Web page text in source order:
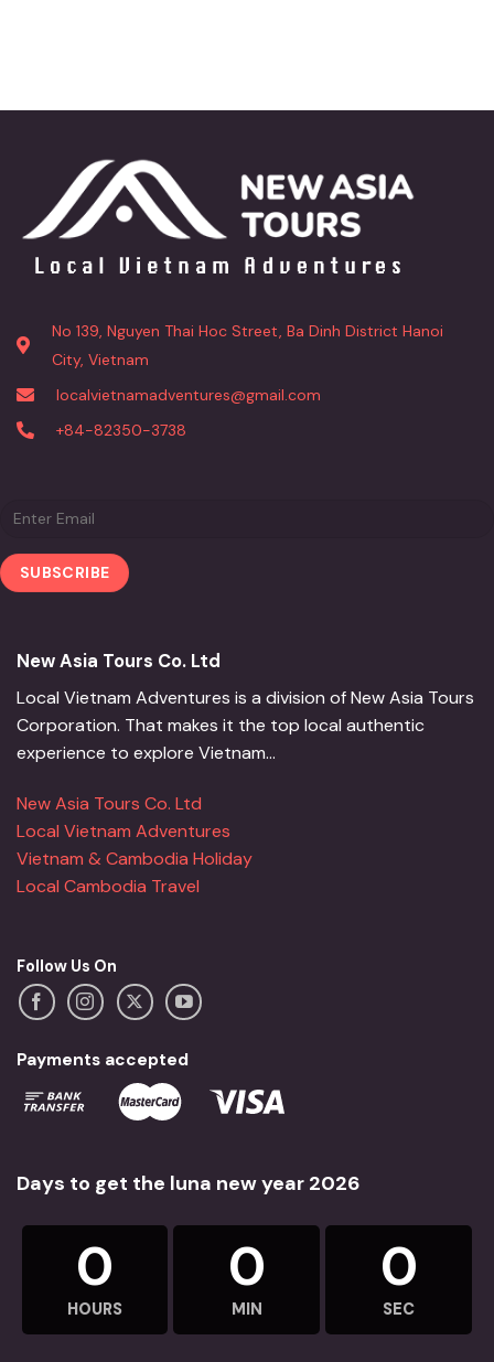
No 139, Nguyen Thai Hoc Street, Ba Dinh District Hanoi
City, Vietnam
localvietnamadventures@gmail.com
+84-82350-3738
New Asia Tours Co. Ltd
Local Vietnam Adventures is a division of New Asia Tours
Corporation. That makes it the top local authentic
experience to explore Vietnam...
New Asia Tours Co. Ltd
Local Vietnam Adventures
Vietnam & Cambodia Holiday
Local Cambodia Travel
Follow Us On
Payments accepted
Days to get the luna new year 2026
0
HOURS
0
MIN
0
SEC